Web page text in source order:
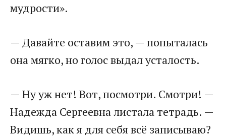
мудрости».
— Давайте оставим это, — попыталась
она мягко, но голос выдал усталость.
— Ну уж нет! Вот, посмотри. Смотри! —
Надежда Сергеевна листала тетрадь. —
Видишь, как я для себя всё записываю?